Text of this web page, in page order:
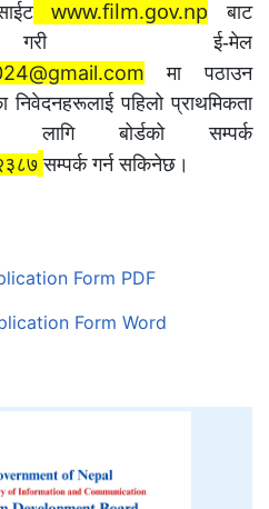
www.film.gov.np
बाट
गरी ई-मेल
मा पठाउन
पहिलो प्राथमिकता
लागि बोर्डको सम्पर्क
सम्पर्क गर्न सकिनेछ।
Form PDF
Form Word